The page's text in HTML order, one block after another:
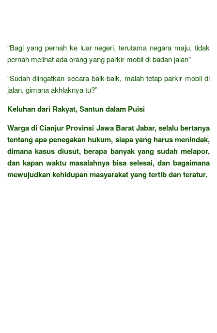
“Bagi yang pernah ke luar negeri, terutama negara maju, tidak
pernah melihat ada orang yang parkir mobil di badan jalan”
“Sudah diingatkan secara baik-baik, malah tetap parkir mobil di
jalan, gimana akhlaknya tu?”
Keluhan dari Rakyat, Santun dalam Puisi
Warga di Cianjur Provinsi Jawa Barat Jabar, selalu bertanya
tentang apa penegakan hukum, siapa yang harus menindak,
dimana kasus diusut, berapa banyak yang sudah melapor,
dan kapan waktu masalahnya bisa selesai, dan bagaimana
mewujudkan kehidupan masyarakat yang tertib dan teratur.